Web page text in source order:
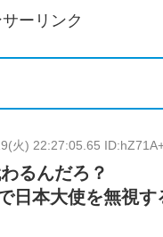
ーリンク
火) 22:27:05.65
るんだろ？
日本大使を無視す